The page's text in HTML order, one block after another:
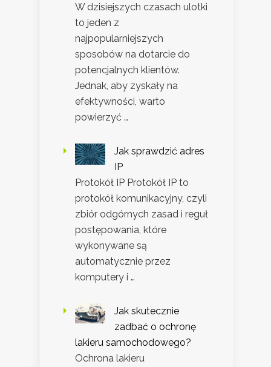
W dzisiejszych czasach ulotki
to jeden z
najpopularniejszych
sposobów na dotarcie do
potencjalnych klientów.
Jednak, aby zyskały na
efektywności, warto
powierzyć …
Jak sprawdzić adres
IP
Protokół IP Protokół IP to
protokół komunikacyjny, czyli
zbiór odgórnych zasad i reguł
postępowania, które
wykonywane są
automatycznie przez
komputery i …
Jak skutecznie
zadbać o ochronę
lakieru samochodowego?
Ochrona lakieru